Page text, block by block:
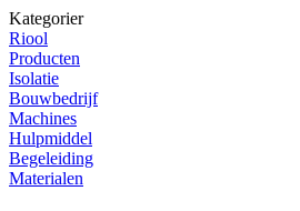
Kategorier
Riool
Producten
Isolatie
Bouwbedrijf
Machines
Hulpmiddel
Begeleiding
Materialen